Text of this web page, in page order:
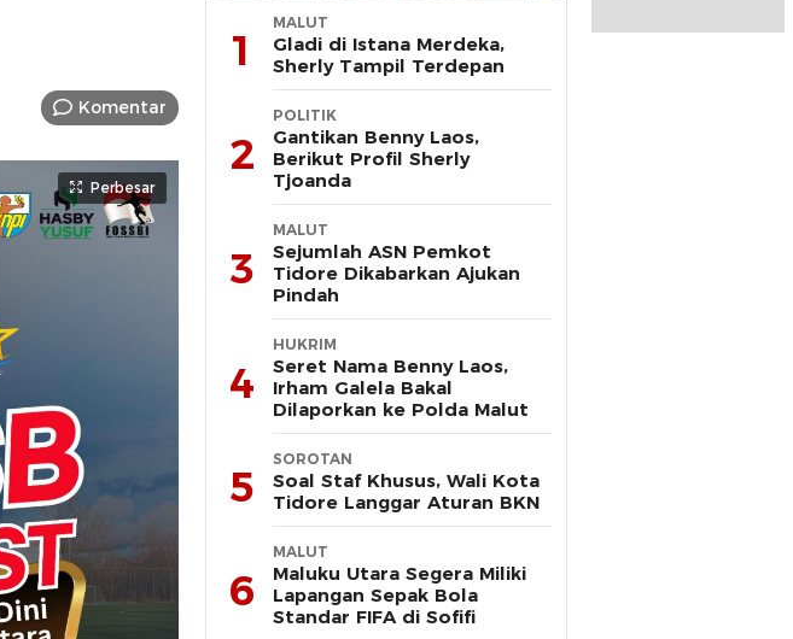
Komentar
Perbesar
1
MALUT
Gladi di Istana Merdeka,
Sherly Tampil Terdepan
2
POLITIK
Gantikan Benny Laos,
Berikut Profil Sherly
Tjoanda
3
MALUT
Sejumlah ASN Pemkot
Tidore Dikabarkan Ajukan
Pindah
4
HUKRIM
Seret Nama Benny Laos,
Irham Galela Bakal
Dilaporkan ke Polda Malut
5
SOROTAN
Soal Staf Khusus, Wali Kota
Tidore Langgar Aturan BKN
6
MALUT
Maluku Utara Segera Miliki
Lapangan Sepak Bola
Standar FIFA di Sofifi